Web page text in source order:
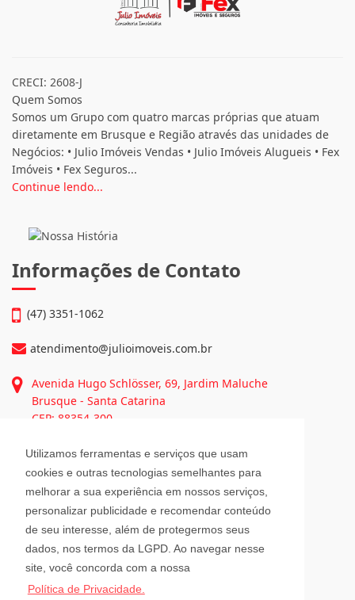
Utilizamos ferramentas e serviços que usam
cookies e outras tecnologias semelhantes para
melhorar a sua experiência em nossos serviços,
personalizar publicidade e recomendar conteúdo
de seu interesse, além de protegermos seus
dados, nos termos da LGPD. Ao navegar nesse
site, você concorda com a nossa
Política de Privacidade.
CRECI: 2608-J
Quem Somos
Negócios: • Julio Imóveis Vendas • Julio Imóveis Alugueis • Fex
Continue lendo...
Informações de Contato
(47) 3351-1062
Avenida Hugo Schlösser, 69, Jardim Maluche
Brusque - Santa Catarina
CEP: 88354-300
Horário de Atendimento
Segunda a Sexta-Feira